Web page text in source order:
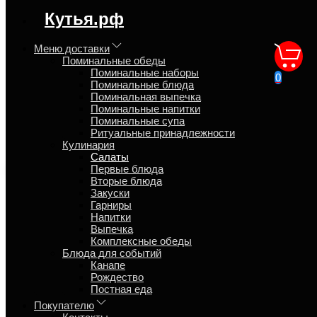
регион доставки:
Московская область
Кутья.рф
Меню доставки
Поминальные обеды
Поминальные наборы
Поминальные блюда
Поминальная выпечка
Поминальные напитки
Поминальные супа
Ритуальные принадлежности
Кулинария
Салаты
Первые блюда
Вторые блюда
Закуски
Гарниры
Напитки
Выпечка
Комплексные обеды
Блюда для событий
Канапе
Рождество
Постная еда
Покупателю
0
Салат Фаворит с доставкой
Салаты
Характеристики
Страница
Страница
Состав: Язык говяжий отварной, грудка куриная,
ветчина свиная, шампиньоны консервированные,
огурцы солёные, майонез, лук маринованный. Лоток 600